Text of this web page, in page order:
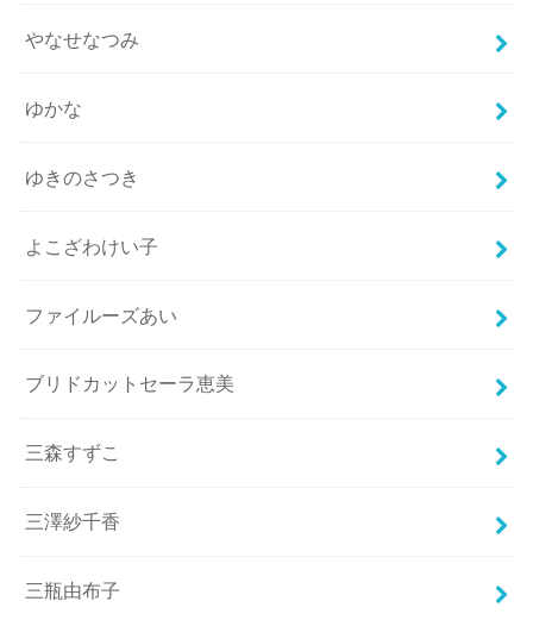
やなせなつみ
ゆかな
ゆきのさつき
よこざわけい子
ファイルーズあい
ブリドカットセーラ恵美
三森すずこ
三澤紗千香
三瓶由布子